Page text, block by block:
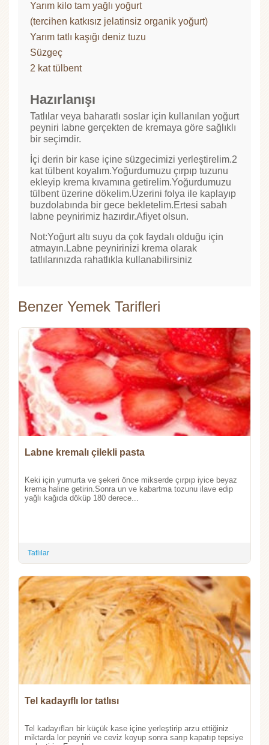
Yarım kilo tam yağlı yoğurt
(tercihen katkısız jelatinsiz organik yoğurt)
Yarım tatlı kaşığı deniz tuzu
Süzgeç
2 kat tülbent
Hazırlanışı
Tatlılar veya baharatlı soslar için kullanılan yoğurt
peyniri labne gerçekten de kremaya göre sağlıklı
bir seçimdir.
İçi derin bir kase içine süzgecimizi yerleştirelim.2
kat tülbent koyalım.Yoğurdumuzu çırpıp tuzunu
ekleyip krema kıvamına getirelim.Yoğurdumuzu
tülbent üzerine dökelim.Üzerini folya ile kaplayıp
buzdolabında bir gece bekletelim.Ertesi sabah
labne peynirimiz hazırdır.Afiyet olsun.
Not:Yoğurt altı suyu da çok faydalı olduğu için
atmayın.Labne peynirinizi krema olarak
tatlılarınızda rahatlıkla kullanabilirsiniz
Benzer Yemek Tarifleri
Labne kremalı çilekli pasta
Keki için yumurta ve şekeri önce mikserde çırpıp iyice beyaz
krema haline getirin.Sonra un ve kabartma tozunu ilave edip
yağlı kağıda döküp 180 derece...
Tatlılar
Tel kadayıflı lor tatlısı
Tel kadayıfları bir küçük kase içine yerleştirip arzu ettiğiniz
miktarda lor peyniri ve ceviz koyup sonra sarıp kapatıp tepsiye